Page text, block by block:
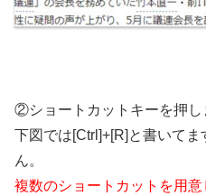
②ショートカットキーを押し
下図では[Ctrl]+[R]と書いて
ん。
複数のショートカットを用